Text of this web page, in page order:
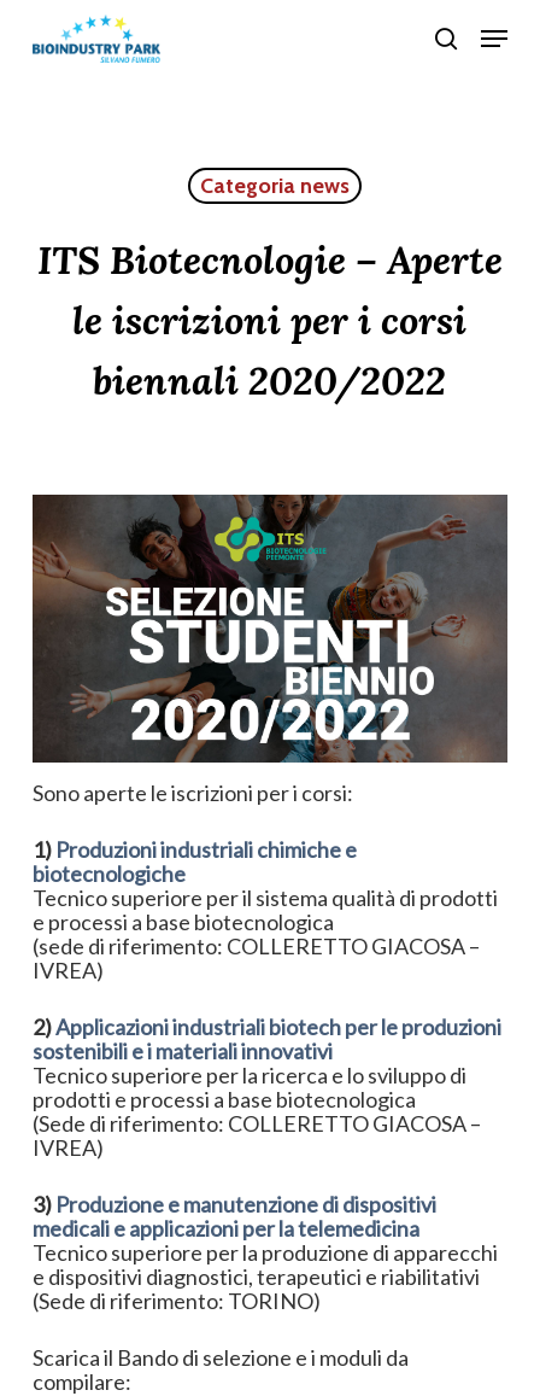
search
Menu
Categoria news
ITS Biotecnologie – Aperte
le iscrizioni per i corsi
biennali 2020/2022
Sono aperte le iscrizioni per i corsi:
1) Produzioni industriali chimiche e
biotecnologiche
Tecnico superiore per il sistema qualità di prodotti
e processi a base biotecnologica
(sede di riferimento: COLLERETTO GIACOSA –
IVREA)
2)Applicazioni industriali biotech per le produzioni
sostenibili e i materiali innovativi
Tecnico superiore per la ricerca e lo sviluppo di
prodotti e processi a base biotecnologica
(Sede di riferimento: COLLERETTO GIACOSA –
IVREA)
3)Produzione e manutenzione di dispositivi
medicali e applicazioni per la telemedicina
Tecnico superiore per la produzione di apparecchi
e dispositivi diagnostici, terapeutici e riabilitativi
(Sede di riferimento: TORINO)
Scarica il Bando di selezione e i moduli da
compilare: